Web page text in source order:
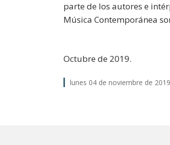
parte de los autores e
Música Contemporánea
Octubre de 2019.
lunes 04 de noviembre de 2019